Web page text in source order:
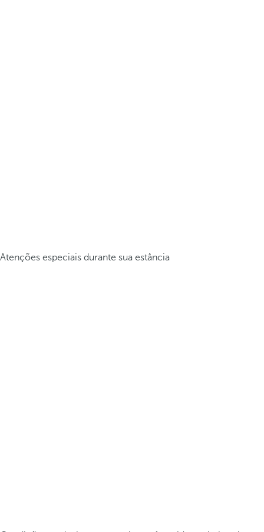
Atenções especiais durante sua estância